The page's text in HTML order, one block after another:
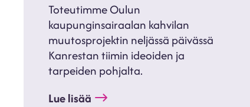
Toteutimme Oulun
kaupunginsairaalan kahvilan
muutosprojektin neljässä päivässä
Kanrestan tiimin ideoiden ja
tarpeiden pohjalta.
Lue lisää